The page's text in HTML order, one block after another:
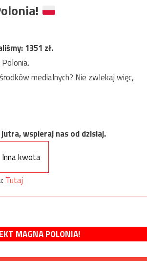
1351 zł.
medialnych? Nie zwlekaj więc,
wspieraj nas od dzisiaj.
Inna kwota
Tutaj
MAGNA POLONIA!